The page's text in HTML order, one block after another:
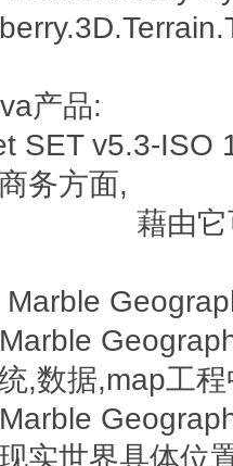
产品:
SET v5.3-ISO
务方面,
它可轻易
Marble
,数据,map工
实世界具体位